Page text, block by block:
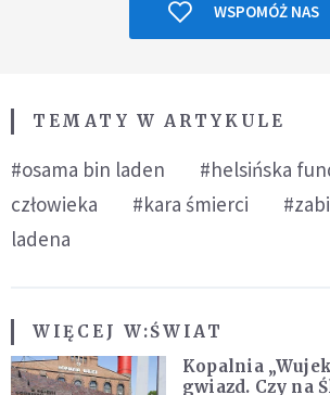
WSPOMÓŻ NAS
TEMATY W ARTYKULE
#osama bin laden
#helsińska
człowieka
#kara śmierci
ladena
WIĘCEJ W:ŚWIAT
Kopalnia
gwiazd. Czy na